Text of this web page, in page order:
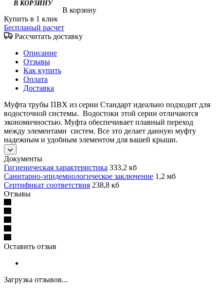
В корзину
Купить в 1 клик
Беспланый расчет
Рассчитать доставку
Описание
Отзывы
Как купить
Оплата
Доставка
Муфта трубы ПВХ из серии Стандарт идеально подходит для
водосточной системы. Водостоки этой серии отличаются
экономичностью. Муфта обеспечивает плавный переход
между элементами систем. Все это делает данную муфту
надежным и удобным элементом для вашей крыши.
Документы
Гигиеническая характеристика 333,2 кб
Санитарно-эпидемиологическое заключение 1,2 мб
Сертификат соответствия 238,8 кб
Отзывы
Оставить отзыв
Загрузка отзывов...